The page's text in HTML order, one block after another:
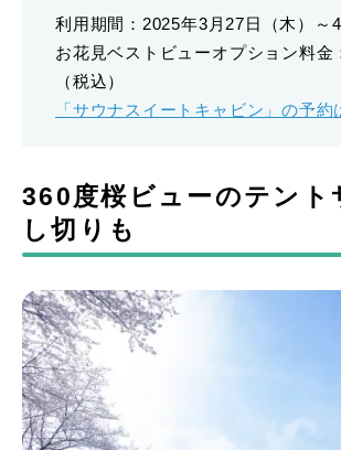
利用期間：2025年3月27日（木）～4
お花見ベストビューオプション料金
（税込）
「サウナスイートキャビン」の予約
360度桜ビューのテント
し切りも